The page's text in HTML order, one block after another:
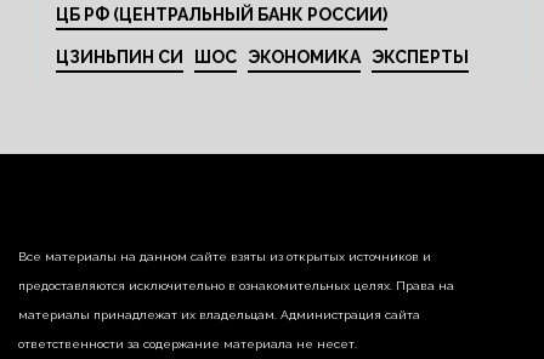
ЦБ РФ (ЦЕНТРАЛЬНЫЙ БАНК РОССИИ)
ЦЗИНЬПИН СИ ШОС ЭКОНОМИКА ЭКСПЕРТЫ
Все материалы на данном сайте взяты из открытых источников и
предоставляются исключительно в ознакомительных целях. Права на
материалы принадлежат их владельцам. Администрация сайта
ответственности за содержание материала не несет.